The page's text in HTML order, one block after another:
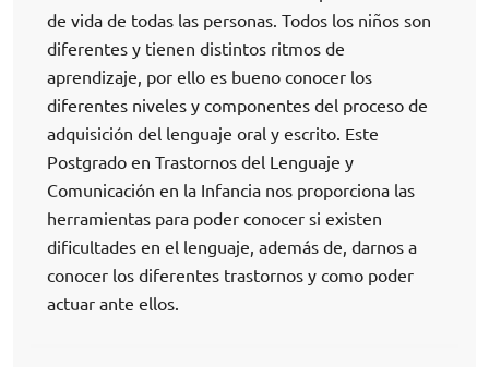
de vida de todas las personas. Todos los niños son
diferentes y tienen distintos ritmos de
aprendizaje, por ello es bueno conocer los
diferentes niveles y componentes del proceso de
adquisición del lenguaje oral y escrito. Este
Postgrado en Trastornos del Lenguaje y
Comunicación en la Infancia nos proporciona las
herramientas para poder conocer si existen
dificultades en el lenguaje, además de, darnos a
conocer los diferentes trastornos y como poder
actuar ante ellos.